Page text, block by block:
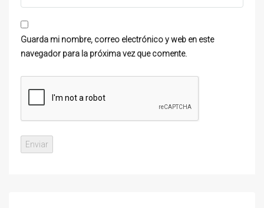
Guarda mi nombre, correo electrónico y web en este
navegador para la próxima vez que comente.